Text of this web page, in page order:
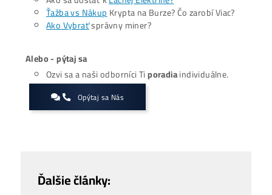
dolárov. Aktuálne údaje ukazujú, že nad úrovňou 69 000
dolárov sa opäť hromadí objem krátkych pozícií na
Zaujíma ťa Ťažba Viac?
Koľko minereZarábajú